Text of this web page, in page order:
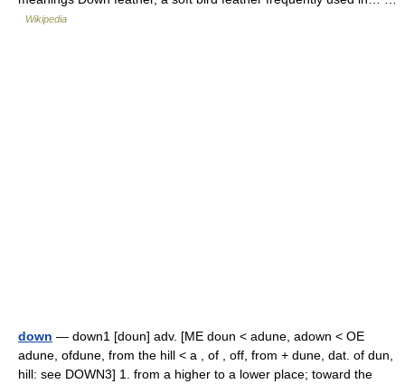
Wikipedia
down — down1 [doun] adv. [ME doun < adune, adown < OE
adune, ofdune, from the hill < a , of , off, from + dune, dat. of dun,
hill: see DOWN3] 1. from a higher to a lower place; toward the